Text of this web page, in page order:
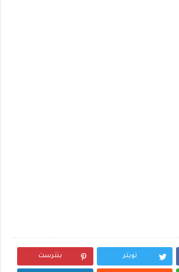
تويتر بنترست